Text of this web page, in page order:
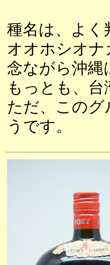
種名は、よく
オオホシオ
念ながら沖縄
もっとも、
ただ、この
うです。